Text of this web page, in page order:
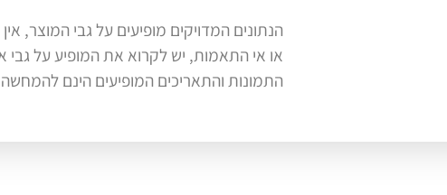
הנתונים המדויקים מופיעים על גבי המוצר,
או אי התאמות, יש לקרוא את המופיע על גבי
התמונות והתאריכים המופיעים הינם